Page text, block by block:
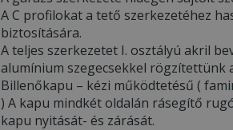
A C profilokat a tető szerkezetéhez
biztosítására.
A teljes szerkezetet I. osztályú akril
alumínium szegecsekkel rögzítettünk
Billenőkapu – kézi működtetésű (
) A kapu mindkét oldalán rásegítő
kapu nyitását- és zárását.